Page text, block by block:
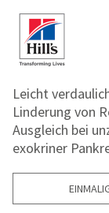
Leicht
Linderung von
Ausgleich bei
exokriner